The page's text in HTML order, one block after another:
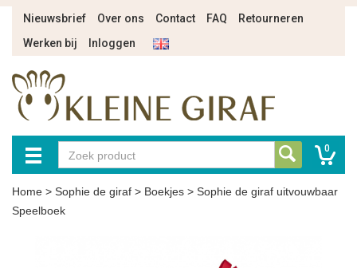
Nieuwsbrief Over ons Contact FAQ
Retourneren
Werken bij
Inloggen
0
Home > Sophie de giraf > Boekjes > Sophie de giraf uitvouwbaar
Speelboek